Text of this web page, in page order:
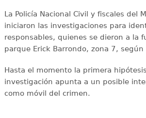
La Policía Nacional Civil y fiscales del
iniciaron las investigaciones para
responsables, quienes se dieron a la
parque Erick Barrondo, zona 7, según
Hasta el momento la primera
investigación apunta a un posible
como móvil del crimen.